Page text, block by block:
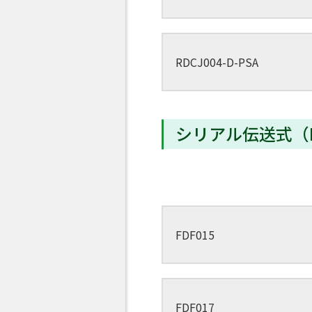
RDCJ004-D-PSA
シリアル伝送式
FDF015
FDF017